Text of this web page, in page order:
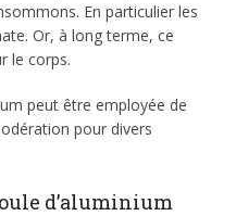
En particulier les
Or, à long terme, ce
le corps.
peut être employée de
pour divers
d’aluminium